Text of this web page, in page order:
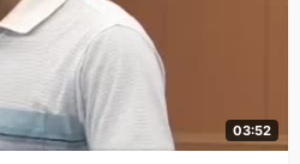
03:52